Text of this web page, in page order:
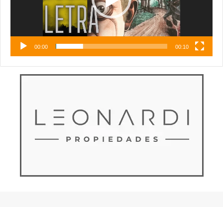
00:00 00:10